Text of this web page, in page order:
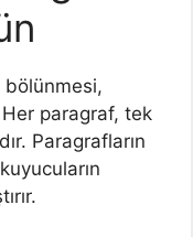
bölünmesi,
Her paragraf, tek
Paragrafların